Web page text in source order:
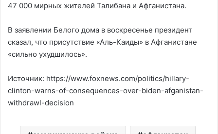
47 000 мирных жителей Талибана и Афганистана.
В заявлении Белого дома в воскресенье президент
сказал, что присутствие «Аль-Каиды» в Афганистане
«сильно ухудшилось».
Источник: https://www.foxnews.com/politics/hillary-
clinton-warns-of-consequences-over-biden-afganistan-
withdrawl-decision